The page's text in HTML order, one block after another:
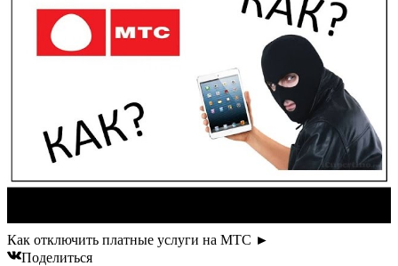
Как отключить платные услуги на МТС ►
Поделиться